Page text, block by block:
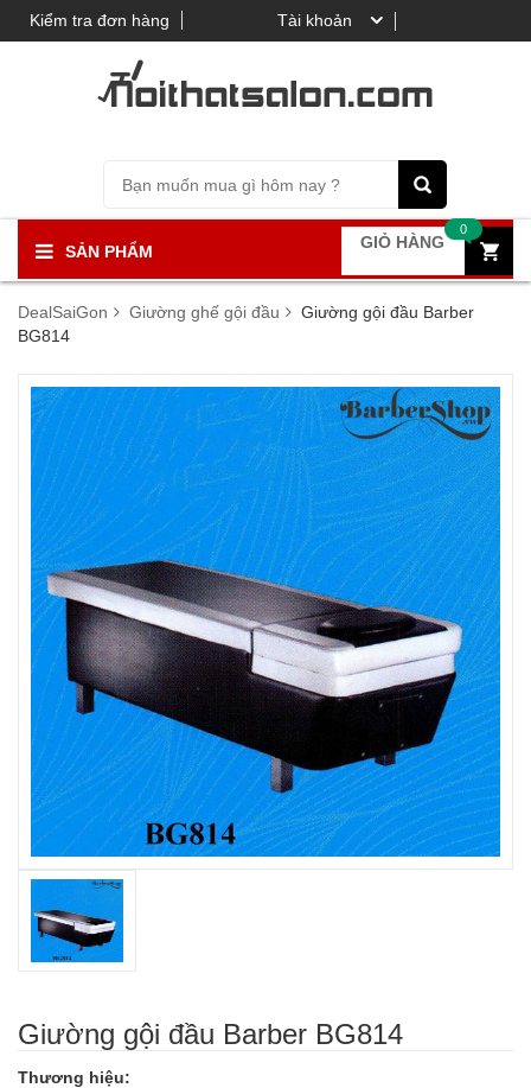
Tài khoản
Kiểm tra đơn hàng
SẢN PHẨM GIỎ HÀNG
0
DealSaiGon Giường ghế gội đầu
Giường gội đầu Barber
BG814
Giường gội đầu Barber BG814
Thương hiệu: